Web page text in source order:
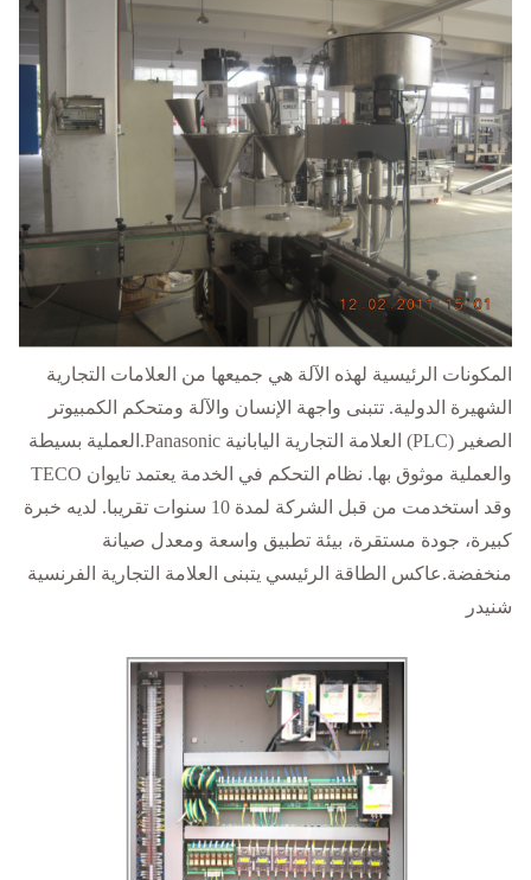
المكونات الرئيسية لهذه الآلة هي جميعها من العلامات التجارية
الشهيرة الدولية. تتبنى واجهة الإنسان والآلة ومتحكم الكمبيوتر
الصغير (PLC) العلامة التجارية اليابانية Panasonic.العملية بسيطة
والعملية موثوق بها. نظام التحكم في الخدمة يعتمد تايوان TECO
وقد استخدمت من قبل الشركة لمدة 10 سنوات تقريبا. لديه خبرة
كبيرة، جودة مستقرة، بيئة تطبيق واسعة ومعدل صيانة
منخفضة.عاكس الطاقة الرئيسي يتبنى العلامة التجارية الفرنسية
شنيدر